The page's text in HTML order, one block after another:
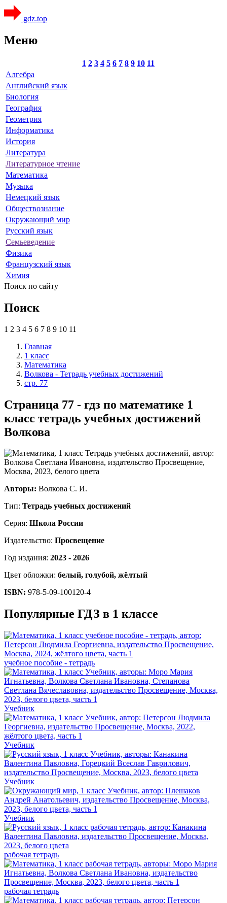
gdz.top
Меню
1 2 3 4 5 6 7 8 9 10 11
Алгебра
Английский язык
Биология
География
Геометрия
Информатика
История
Литература
Литературное чтение
Математика
Музыка
Немецкий язык
Обществознание
Окружающий мир
Русский язык
Семьеведение
Физика
Французский язык
Химия
Поиск по сайту
Поиск
1 2 3 4 5 6 7 8 9 10 11
Главная
1 класс
Математика
Волкова - Тетрадь учебных достижений
стр. 77
Страница 77 - гдз по математике 1
класс тетрадь учебных достижений
Волкова
Авторы: Волкова С. И.
Тип: Тетрадь учебных достижений
Серия: Школа России
Издательство: Просвещение
Год издания: 2023 - 2026
Цвет обложки: белый, голубой, жёлтый
ISBN: 978-5-09-100120-4
Популярные ГДЗ в 1 классе
учебное пособие - тетрадь
Учебник
Учебник
Учебник
Учебник
рабочая тетрадь
рабочая тетрадь